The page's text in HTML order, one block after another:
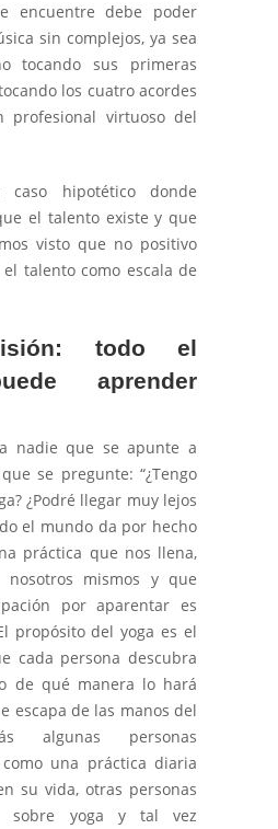
encuentre debe poder
sin complejos, ya sea
tocando sus primeras
los cuatro acordes
virtuoso del
hipotético donde
el talento existe y que
visto que no positivo
talento como escala de
todo el
aprender
nadie que se apunte a
se pregunte: “¿Tengo
¿Podré llegar muy lejos
el mundo da por hecho
práctica que nos llena,
nosotros mismos y que
por aparentar es
propósito del yoga es el
cada persona descubra
de qué manera lo hará
escapa de las manos del
algunas personas
una práctica diaria
su vida, otras personas
sobre yoga y tal vez